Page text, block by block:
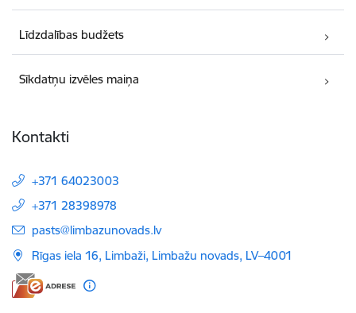
Līdzdalības budžets
Sīkdatņu izvēles maiņa
Kontakti
+371 64023003
+371 28398978
E-pasts:
pasts@limbazunovads.lv
Rīgas iela 16, Limbaži, Limbažu novads, LV–4001